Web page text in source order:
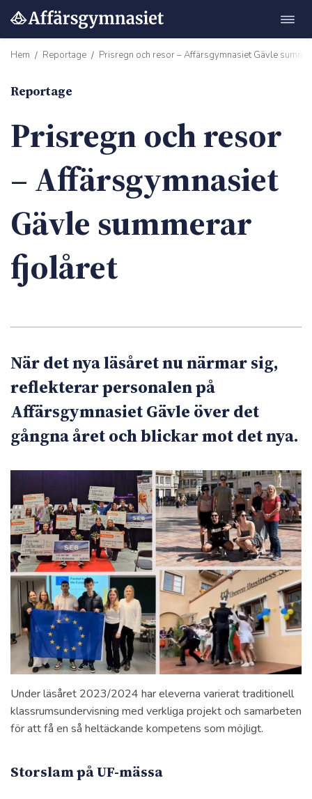
Hoppa
innehåll
Hem / Reportage / Prisregn och resor – Affärsgymnasiet Gävle
Reportage
Prisregn och resor
– Affärsgymnasiet
Gävle summerar
fjolåret
När det nya läsåret nu närmar sig,
reflekterar personalen på
Affärsgymnasiet Gävle över det
gångna året och blickar mot det nya.
Under läsåret 2023/2024 har eleverna varierat traditionell
klassrumsundervisning med verkliga projekt och samarbeten
för att få en så heltäckande kompetens som möjligt.
Storslam på UF-mässa